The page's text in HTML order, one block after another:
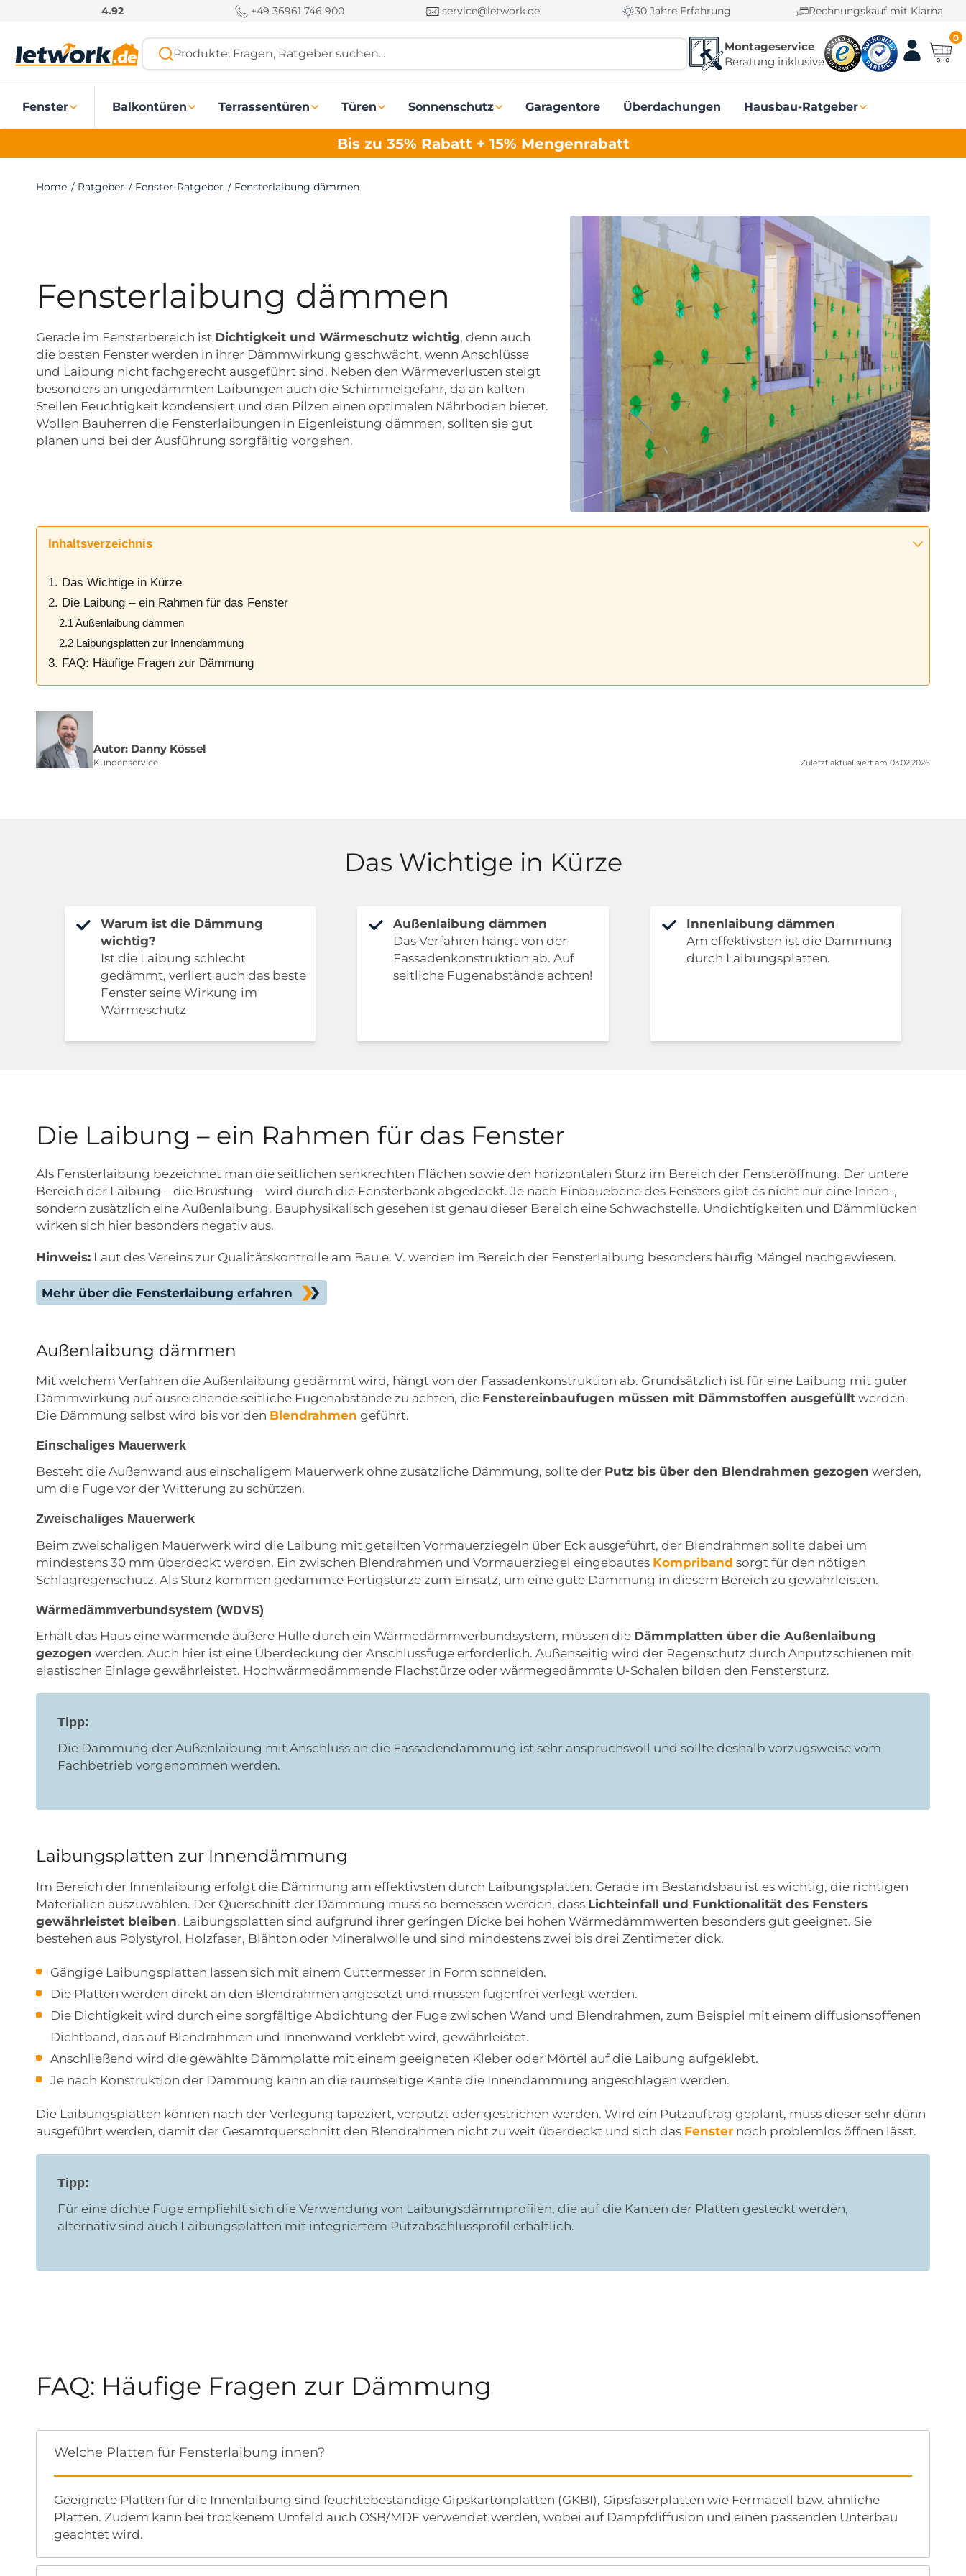
o
4.92 +49 36961 746 900 service@letwork.de 30 Jahre Erfahrung Rechnungskauf mit Klarna
Produkte, Fragen, Ratgeber suchen...
Montageservice
Beratung inklusive
0
Fenster Balkontüren Terrassentüren Türen Sonnenschutz Garagentore Überdachungen Hausbau-Ratgeber
Bis zu 35% Rabatt + 15% Mengenrabatt
Home / Ratgeber / Fenster-Ratgeber / Fensterlaibung dämmen
Fensterlaibung dämmen
Gerade im Fensterbereich ist Dichtigkeit und Wärmeschutz wichtig, denn auch
die besten Fenster werden in ihrer Dämmwirkung geschwächt, wenn Anschlüsse
und Laibung nicht fachgerecht ausgeführt sind. Neben den Wärmeverlusten steigt
besonders an ungedämmten Laibungen auch die Schimmelgefahr, da an kalten
Stellen Feuchtigkeit kondensiert und den Pilzen einen optimalen Nährboden bietet.
Wollen Bauherren die Fensterlaibungen in Eigenleistung dämmen, sollten sie gut
planen und bei der Ausführung sorgfältig vorgehen.
Inhaltsverzeichnis
1. Das Wichtige in Kürze
2. Die Laibung – ein Rahmen für das Fenster
2.1 Außenlaibung dämmen
2.2 Laibungsplatten zur Innendämmung
3. FAQ: Häufige Fragen zur Dämmung
Autor: Danny Kössel
Kundenservice Zuletzt aktualisiert am 03.02.2026
Das Wichtige in Kürze
Warum ist die Dämmung
wichtig?
Ist die Laibung schlecht
gedämmt, verliert auch das beste
Fenster seine Wirkung im
Wärmeschutz
Außenlaibung dämmen
Das Verfahren hängt von der
Fassadenkonstruktion ab. Auf
seitliche Fugenabstände achten!
Innenlaibung dämmen
Am effektivsten ist die Dämmung
durch Laibungsplatten.
Die Laibung – ein Rahmen für das Fenster
Als Fensterlaibung bezeichnet man die seitlichen senkrechten Flächen sowie den horizontalen Sturz im Bereich der Fensteröffnung. Der untere
Bereich der Laibung – die Brüstung – wird durch die Fensterbank abgedeckt. Je nach Einbauebene des Fensters gibt es nicht nur eine Innen-,
sondern zusätzlich eine Außenlaibung. Bauphysikalisch gesehen ist genau dieser Bereich eine Schwachstelle. Undichtigkeiten und Dämmlücken
wirken sich hier besonders negativ aus.
Hinweis: Laut des Vereins zur Qualitätskontrolle am Bau e. V. werden im Bereich der Fensterlaibung besonders häufig Mängel nachgewiesen.
Mehr über die Fensterlaibung erfahren
Außenlaibung dämmen
Mit welchem Verfahren die Außenlaibung gedämmt wird, hängt von der Fassadenkonstruktion ab. Grundsätzlich ist für eine Laibung mit guter
Dämmwirkung auf ausreichende seitliche Fugenabstände zu achten, die Fenstereinbaufugen müssen mit Dämmstoffen ausgefüllt werden.
Die Dämmung selbst wird bis vor den Blendrahmen geführt.
Einschaliges Mauerwerk
Besteht die Außenwand aus einschaligem Mauerwerk ohne zusätzliche Dämmung, sollte der Putz bis über den Blendrahmen gezogen werden,
um die Fuge vor der Witterung zu schützen.
Zweischaliges Mauerwerk
Beim zweischaligen Mauerwerk wird die Laibung mit geteilten Vormauerziegeln über Eck ausgeführt, der Blendrahmen sollte dabei um
mindestens 30 mm überdeckt werden. Ein zwischen Blendrahmen und Vormauerziegel eingebautes Kompriband sorgt für den nötigen
Schlagregenschutz. Als Sturz kommen gedämmte Fertigstürze zum Einsatz, um eine gute Dämmung in diesem Bereich zu gewährleisten.
Wärmedämmverbundsystem (WDVS)
Erhält das Haus eine wärmende äußere Hülle durch ein Wärmedämmverbundsystem, müssen die Dämmplatten über die Außenlaibung
gezogen werden. Auch hier ist eine Überdeckung der Anschlussfuge erforderlich. Außenseitig wird der Regenschutz durch Anputzschienen mit
elastischer Einlage gewährleistet. Hochwärmedämmende Flachstürze oder wärmegedämmte U-Schalen bilden den Fenstersturz.
Tipp:
Die Dämmung der Außenlaibung mit Anschluss an die Fassadendämmung ist sehr anspruchsvoll und sollte deshalb vorzugsweise vom
Fachbetrieb vorgenommen werden.
Laibungsplatten zur Innendämmung
Im Bereich der Innenlaibung erfolgt die Dämmung am effektivsten durch Laibungsplatten. Gerade im Bestandsbau ist es wichtig, die richtigen
Materialien auszuwählen. Der Querschnitt der Dämmung muss so bemessen werden, dass Lichteinfall und Funktionalität des Fensters
gewährleistet bleiben. Laibungsplatten sind aufgrund ihrer geringen Dicke bei hohen Wärmedämmwerten besonders gut geeignet. Sie
bestehen aus Polystyrol, Holzfaser, Blähton oder Mineralwolle und sind mindestens zwei bis drei Zentimeter dick.
Gängige Laibungsplatten lassen sich mit einem Cuttermesser in Form schneiden.
Die Platten werden direkt an den Blendrahmen angesetzt und müssen fugenfrei verlegt werden.
Die Dichtigkeit wird durch eine sorgfältige Abdichtung der Fuge zwischen Wand und Blendrahmen, zum Beispiel mit einem diffusionsoffenen
Dichtband, das auf Blendrahmen und Innenwand verklebt wird, gewährleistet.
Anschließend wird die gewählte Dämmplatte mit einem geeigneten Kleber oder Mörtel auf die Laibung aufgeklebt.
Je nach Konstruktion der Dämmung kann an die raumseitige Kante die Innendämmung angeschlagen werden.
Die Laibungsplatten können nach der Verlegung tapeziert, verputzt oder gestrichen werden. Wird ein Putzauftrag geplant, muss dieser sehr dünn
ausgeführt werden, damit der Gesamtquerschnitt den Blendrahmen nicht zu weit überdeckt und sich das Fenster noch problemlos öffnen lässt.
Tipp:
Für eine dichte Fuge empfiehlt sich die Verwendung von Laibungsdämmprofilen, die auf die Kanten der Platten gesteckt werden,
alternativ sind auch Laibungsplatten mit integriertem Putzabschlussprofil erhältlich.
FAQ: Häufige Fragen zur Dämmung
Welche Platten für Fensterlaibung innen?
Geeignete Platten für die Innenlaibung sind feuchtebeständige Gipskartonplatten (GKBI), Gipsfaserplatten wie Fermacell bzw. ähnliche
Platten. Zudem kann bei trockenem Umfeld auch OSB/MDF verwendet werden, wobei auf Dampfdiffusion und einen passenden Unterbau
geachtet wird.